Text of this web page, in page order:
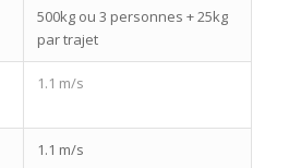
500kg ou 3 personnes + 25kg
par trajet
1.1 m/s
1.1 m/s